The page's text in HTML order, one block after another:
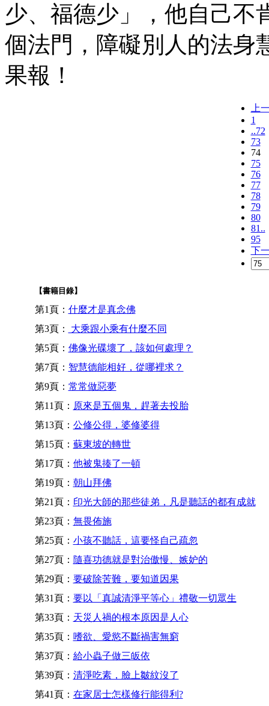
少、福德少」，他自己不
個法門，障礙別人的法身
果報！
上
1
..72
73
74
75
76
77
78
79
80
81..
95
下
【書籍目錄】
第1頁： 什麼才是真念佛
第3頁：
大乘跟小乘有什麼不同
第5頁： 佛像光碟壞了，該如何處理？
第7頁： 智慧德能相好，從哪裡求？
第9頁： 常常做惡夢
第11頁： 原來是五個鬼，趕著去投胎
第13頁： 公修公得，婆修婆得
第15頁： 蘇東坡的轉世
第17頁： 他被鬼揍了一頓
第19頁： 朝山拜佛
第21頁： 印光大師的那些徒弟，凡是聽話的都有成就
第23頁： 無畏佈施
第25頁： 小孩不聽話，這要怪自己疏忽
第27頁： 隨喜功德就是對治傲慢、嫉妒的
第29頁： 要破除苦難，要知道因果
第31頁： 要以「真誠清淨平等心」禮敬一切眾生
第33頁： 天災人禍的根本原因是人心
第35頁： 嗜欲、愛慾不斷禍害無窮
第37頁： 給小蟲子做三皈依
第39頁： 清淨吃素，臉上皺紋沒了
第41頁： 在家居士怎樣修行能得利?